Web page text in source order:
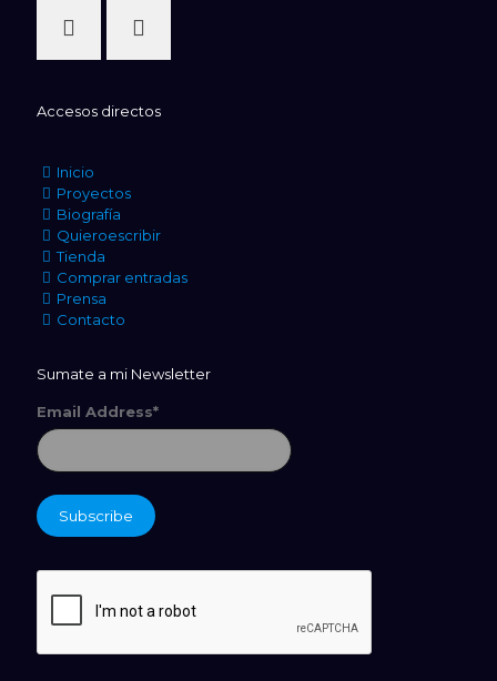
Accesos directos
Inicio
Proyectos
Biografía
Quieroescribir
Tienda
Comprar entradas
Prensa
Contacto
Sumate a mi Newsletter
Email Address*